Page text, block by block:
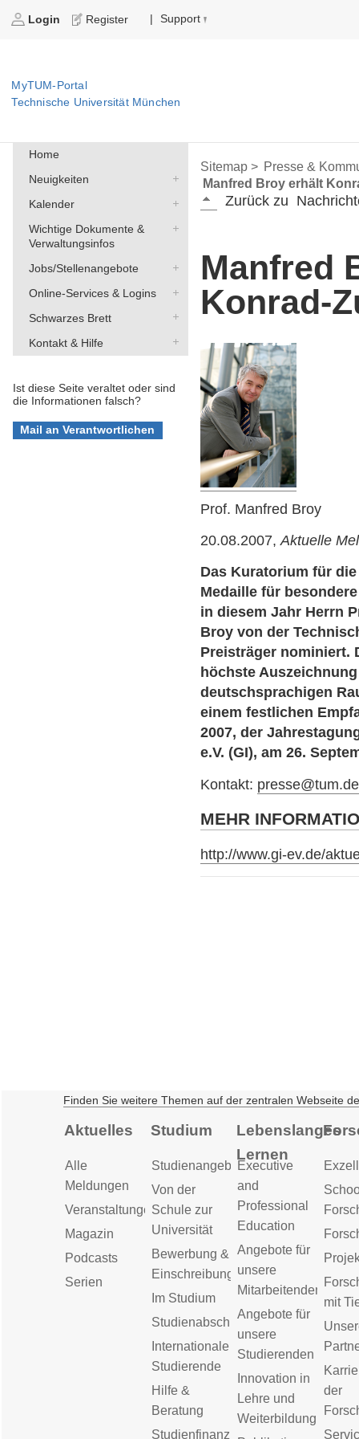
Login Register | Support
MyTUM-Portal
Technische Universität München
Home
Neuigkeiten
Kalender
Wichtige Dokumente &
Verwaltungsinfos
Jobs/Stellenangebote
Online-Services & Logins
Schwarzes Brett
Kontakt & Hilfe
Ist diese Seite veraltet oder sind
die Informationen falsch?
Sitemap > Presse &
Manfred Broy erhält
Zurück zu
Manfred
Konrad-
Prof. Manfred Broy
20.08.2007,Aktuelle
Das Kuratorium für
Medaille für
in diesem Jahr Herrn
Broy von der
Preisträger nominiert.
höchste
deutschsprachigen
einem festlichen
2007, der
e.V. (GI), am 26.
Kontakt: presse@tum.de
MEHR
http://www.gi-ev.de/
Finden Sie weitere Themen auf der zentralen Webseite
Aktuelles
Alle
Meldungen
Veranstaltungen
Magazin
Podcasts
Serien
Studium
Studienangebot
Von der
Schule zur
Universität
Bewerbung &
Einschreibung
Im Studium
Studienabschluss
Internationale
Studierende
Hilfe &
Beratung
Studienfinanzierung
Lebenslanges
Lernen
Executive
and
Professional
Education
Angebote für
unsere
Mitarbeitenden
Angebote für
unsere
Studierenden
Innovation in
Lehre und
Weiterbildung
mit
der